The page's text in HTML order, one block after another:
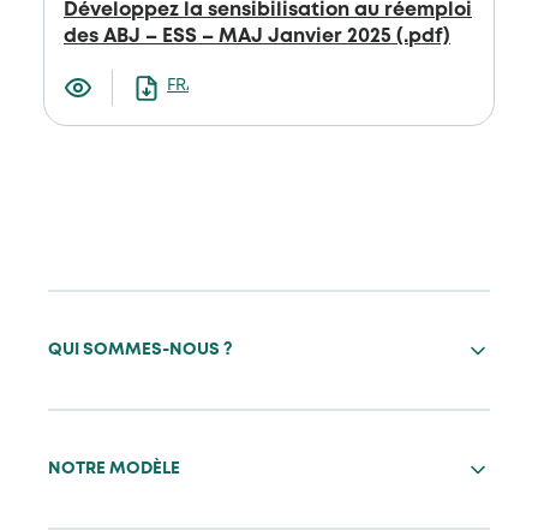
Développez la sensibilisation au réemploi
des ABJ – ESS – MAJ Janvier 2025 (.pdf)
FRANCAIS
QUI SOMMES-NOUS ?
NOTRE MODÈLE